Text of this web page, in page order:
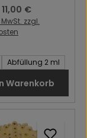
Regulärer Preis:
11,00 €
zzgl.
Artikel:
Abfüllung 2 ml
Warenkorb